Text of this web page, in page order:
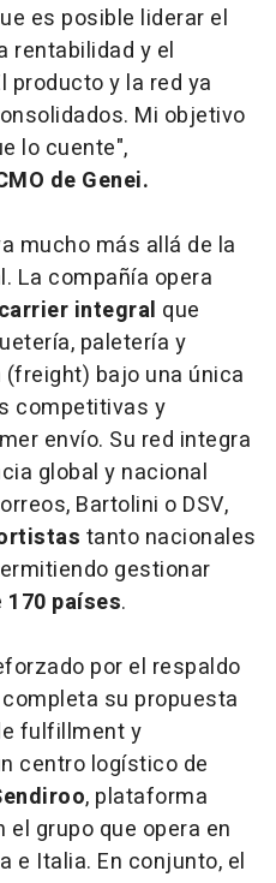
es posible liderar el
rentabilidad y el
producto y la red ya
Mi objetivo
lo cuente",
de Genei.
mucho más allá de la
La compañía opera
integral que
paletería y
(freight) bajo una única
competitivas y
envío. Su red integra
global y nacional
Bartolini o DSV,
tanto nacionales
gestionar
170 países.
por el respaldo
su propuesta
fulfillmenty
centro logístico de
, plataforma
el grupo que opera en
e Italia. En conjunto, el